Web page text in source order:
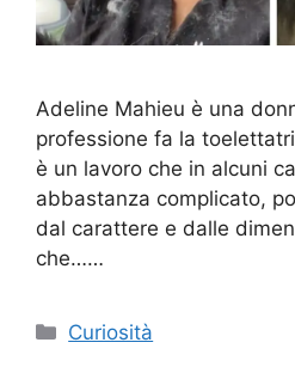
Adeline Mahieu è una
professione fa la
è un lavoro che in alcuni
abbastanza complicato,
dal carattere e dalle
che……
Categorie
Curiosità